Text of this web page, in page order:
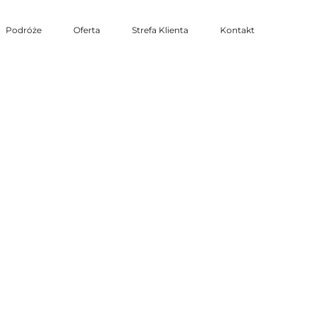
Podróże Oferta Strefa Klienta Kontakt